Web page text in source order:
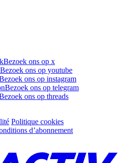
Bezoek ons op x
Bezoek ons op youtube
ons op instagram
Bezoek ons op telegram
ons op threads
Politique cookies
d’abonnement